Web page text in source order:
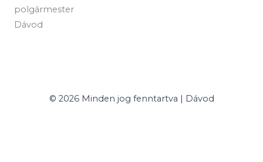
polgármester
Dávod
© 2026 Minden jog fenntartva | Dávod